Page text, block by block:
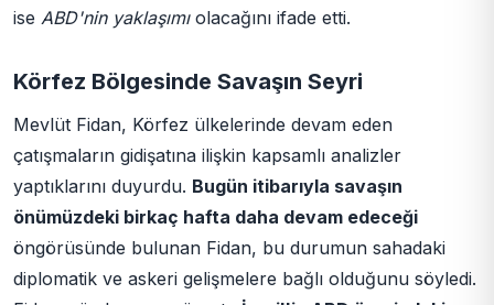
ise ABD'nin yaklaşımıolacağını ifade etti.
Körfez Bölgesinde Savaşın Seyri
Mevlüt Fidan, Körfez ülkelerinde devam eden
çatışmaların gidişatına ilişkin kapsamlı analizler
yaptıklarını duyurdu. Bugün itibarıyla savaşın
önümüzdeki birkaç hafta daha devam edeceği
öngörüsünde bulunan Fidan, bu durumun sahadaki
diplomatik ve askeri gelişmelere bağlı olduğunu söyledi.